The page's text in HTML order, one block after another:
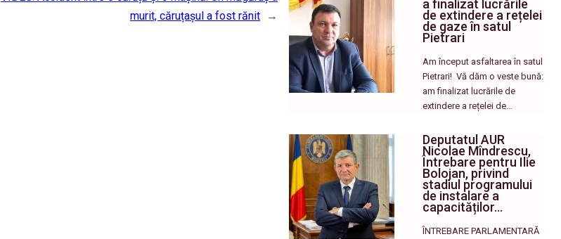
murit, căruțașul a fost rănit
→
a finalizat lucrările
de extindere a rețelei
de gaze în satul
Pietrari
Am început asfaltarea în satul
Pietrari! ​ Vă dăm o veste bună:
am finalizat lucrările de
extindere a rețelei de…
Deputatul AUR
Nicolae Mîndrescu,
Întrebare pentru Ilie
Bolojan, privind
stadiul programului
de instalare a
capacităților…
ÎNTREBARE PARLAMENTARĂ